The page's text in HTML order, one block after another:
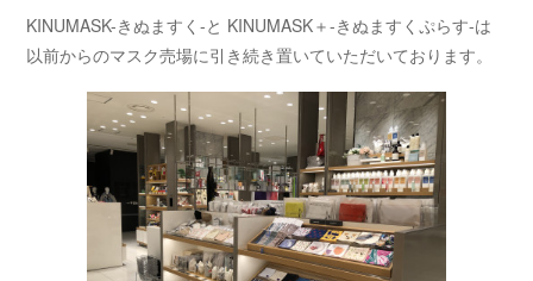
KINUMASK-きぬますく-と KINUMASK＋-きぬますくぷらす-は
以前からのマスク売場に引き続き置いていただいております。